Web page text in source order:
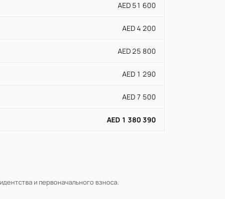
AED 51 600
AED 4 200
AED 25 800
AED 1 290
AED 7 500
AED 1 380 390
и первоначального взноса.